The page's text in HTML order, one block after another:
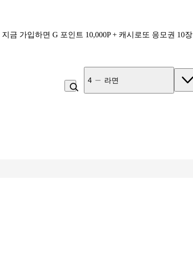
지금 가입하면 G 포인트 10,000P + 캐시로또 응모권 10장
5 비_플레인 쿽